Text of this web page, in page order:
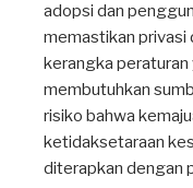
adopsi dan
memastikan privasi
kerangka peraturan
membutuhkan
risiko bahwa
ketidaksetaraan
diterapkan dengan